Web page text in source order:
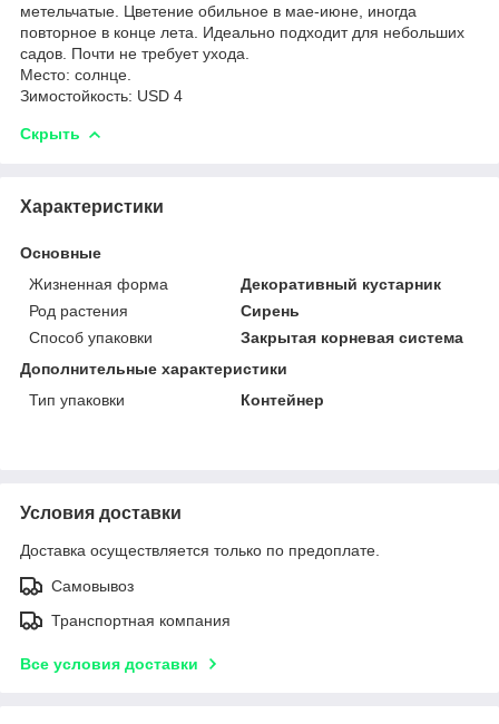
метельчатые. Цветение обильное в мае-июне, иногда
повторное в конце лета. Идеально подходит для небольших
садов. Почти не требует ухода.
Место: солнце.
Зимостойкость: USD 4
Скрыть
Характеристики
Основные
Жизненная форма
Декоративный кустарник
Род растения
Сирень
Способ упаковки
Закрытая корневая система
Дополнительные характеристики
Тип упаковки
Контейнер
Условия доставки
Доставка осуществляется только по предоплате.
Самовывоз
Транспортная компания
Все условия доставки